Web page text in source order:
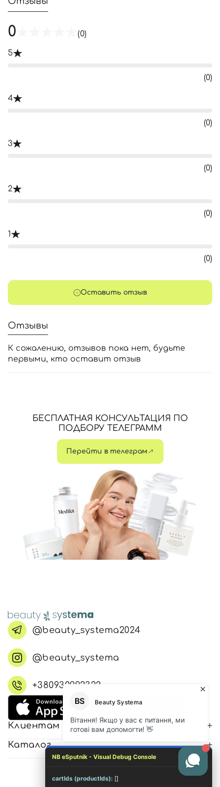
0 (0)
5
(0)
4
(0)
3
(0)
2
(0)
1
(0)
Оставить отзыв
Отзывы
К сожалению, отзывов пока нет, будьте
первыми, кто оставит отзыв
БЕСПЛАТНАЯ КОНСУЛЬТАЦИЯ ПО
ПОДБОРУ ТЕЛЕГРАММ
Перейти в телеграм
@beauty_systema2024
@beauty_systema
+380930992322
Клиентам
Каталог
© 2026 Все права защищены
NB eSputnik - Visual Debug Console
cartIds (productIds): []